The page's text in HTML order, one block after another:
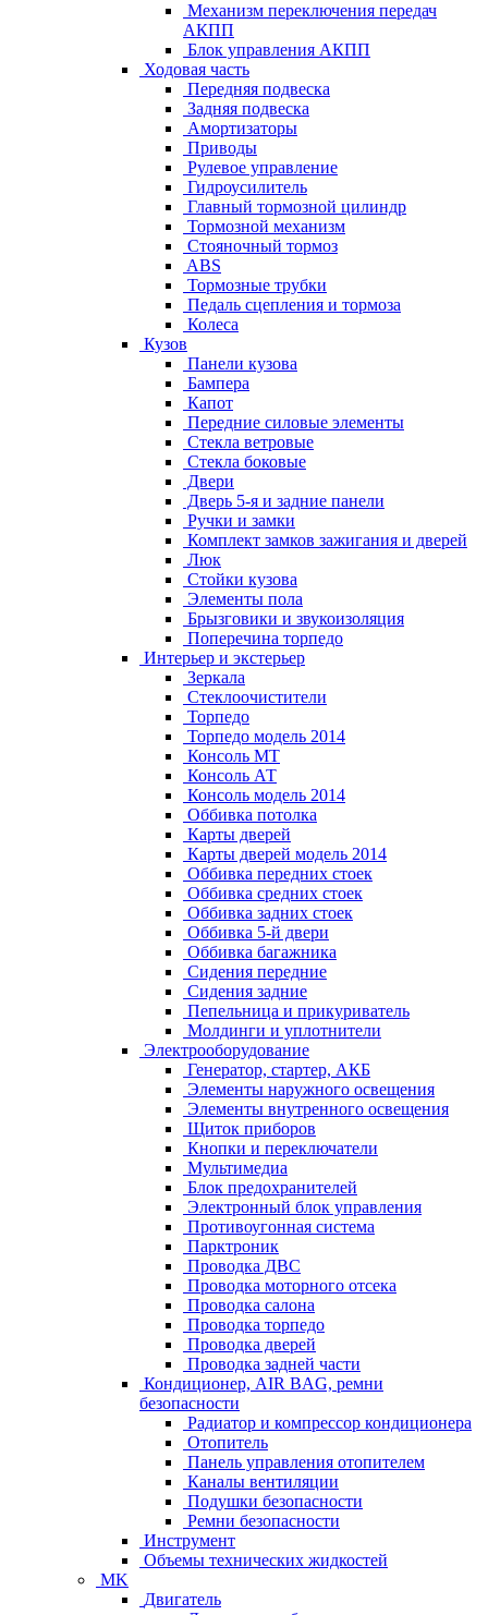
Механизм переключения передач
АКПП
Блок управления АКПП
Ходовая часть
Передняя подвеска
Задняя подвеска
Амортизаторы
Приводы
Рулевое управление
Гидроусилитель
Главный тормозной цилиндр
Тормозной механизм
Стояночный тормоз
ABS
Тормозные трубки
Педаль сцепления и тормоза
Колеса
Кузов
Панели кузова
Бампера
Капот
Передние силовые элементы
Стекла ветровые
Стекла боковые
Двери
Дверь 5-я и задние панели
Ручки и замки
Комплект замков зажигания и дверей
Люк
Стойки кузова
Элементы пола
Брызговики и звукоизоляция
Поперечина торпедо
Интерьер и экстерьер
Зеркала
Стеклоочистители
Торпедо
Торпедо модель 2014
Консоль МТ
Консоль АТ
Консоль модель 2014
Оббивка потолка
Карты дверей
Карты дверей модель 2014
Оббивка передних стоек
Оббивка средних стоек
Оббивка задних стоек
Оббивка 5-й двери
Оббивка багажника
Сидения передние
Сидения задние
Пепельница и прикуриватель
Молдинги и уплотнители
Электрооборудование
Генератор, стартер, АКБ
Элементы наружного освещения
Элементы внутренного освещения
Щиток приборов
Кнопки и переключатели
Мультимедиа
Блок предохранителей
Электронный блок управления
Противоугонная система
Парктроник
Проводка ДВС
Проводка моторного отсека
Проводка салона
Проводка торпедо
Проводка дверей
Проводка задней части
Кондиционер, AIR BAG, ремни
безопасности
Радиатор и компрессор кондиционера
Отопитель
Панель управления отопителем
Каналы вентиляции
Подушки безопасности
Ремни безопасности
Инструмент
Объемы технических жидкостей
MK
Двигатель